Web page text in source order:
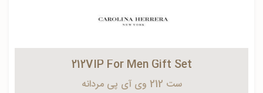
212VIP For Men Gift Set
ست 212 وی آی پی مردانه